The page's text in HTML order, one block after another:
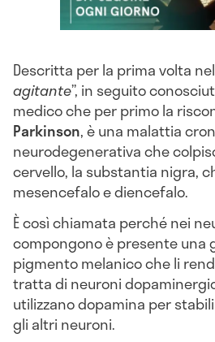
Descritta per la prima volta nel
agitante”, in seguito
medico che per primo la
Parkinson, è una malattia
neurodegenerativa che
cervello, la substantia nigra,
mesencefalo e diencefalo.
È così chiamata perché nei
compongono è presente una
pigmento melanico che li
tratta di neuroni
utilizzano dopamina per
gli altri neuroni.